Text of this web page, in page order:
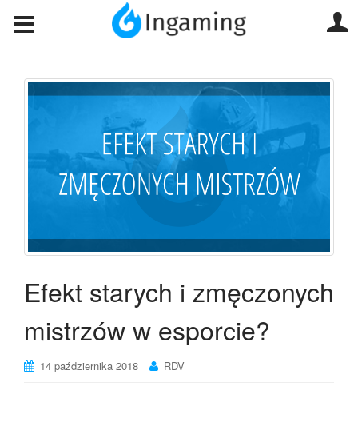
Efekt starych i zmęczonych
mistrzów w esporcie?
14 października 2018 RDV